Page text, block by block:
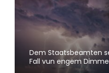
Dem Staatsbeamten
Fall vun engem